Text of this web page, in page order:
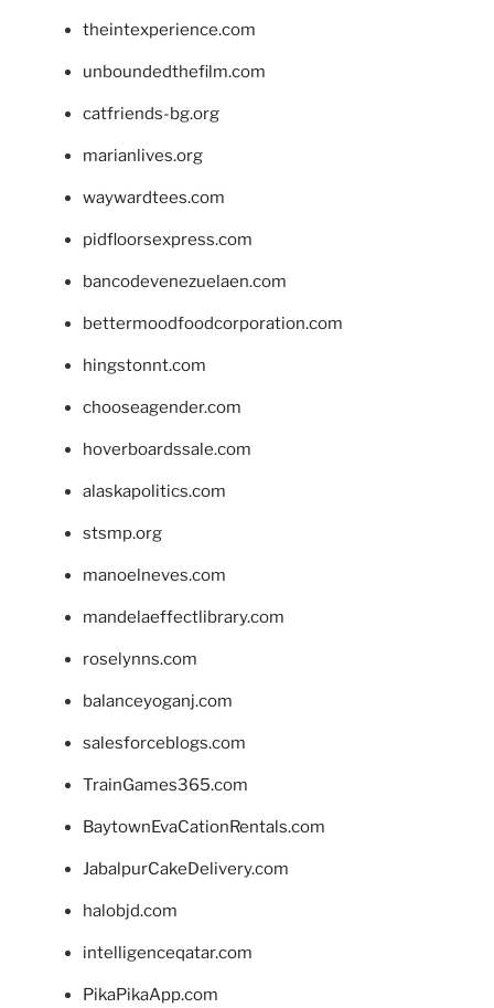
theintexperience.com
unboundedthefilm.com
catfriends-bg.org
marianlives.org
waywardtees.com
pidfloorsexpress.com
bancodevenezuelaen.com
bettermoodfoodcorporation.com
hingstonnt.com
chooseagender.com
hoverboardssale.com
alaskapolitics.com
stsmp.org
manoelneves.com
mandelaeffectlibrary.com
roselynns.com
balanceyoganj.com
salesforceblogs.com
TrainGames365.com
BaytownEvaCationRentals.com
JabalpurCakeDelivery.com
halobjd.com
intelligenceqatar.com
PikaPikaApp.com